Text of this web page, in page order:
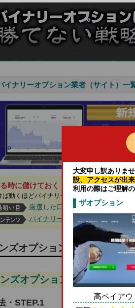
大変申し訳ありま
設、アクセスが出
利用の際はご理解
ザオプション
高ペイアウ
イナリーオプション業者（サイト）一
時に儲けておく！今月は見逃せないバ
ば動くほどバイナリーオプションで取引をす
厳選した口コミ評価の高い業者とは
バイナリーオプションで生計を立
ズオプション － 入金方法
ズオプションの入金方法を解
・STEP.1